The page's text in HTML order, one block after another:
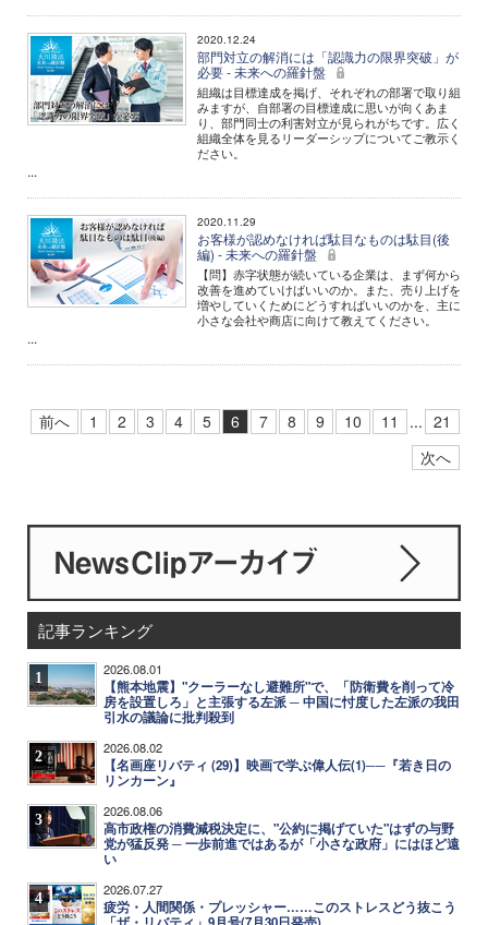
2020.12.24
部門対立の解消には「認識力の限界突破」が
必要 - 未来への羅針盤
組織は目標達成を掲げ、それぞれの部署で取り組
みますが、自部署の目標達成に思いが向くあま
り、部門同士の利害対立が見られがちです。広く
組織全体を見るリーダーシップについてご教示く
ださい。
...
2020.11.29
お客様が認めなければ駄目なものは駄目(後
編) - 未来への羅針盤
【問】赤字状態が続いている企業は、まず何から
改善を進めていけばいいのか。また、売り上げを
増やしていくためにどうすればいいのかを、主に
小さな会社や商店に向けて教えてください。
...
前へ 1 2 3 4 5 6 7 8 9 10 11 ... 21
次へ
記事ランキング
1 2026.08.01
【熊本地震】"クーラーなし避難所"で、「防衛費を削って冷
房を設置しろ」と主張する左派 ─ 中国に忖度した左派の我田
引水の議論に批判殺到
2 2026.08.02
【名画座リバティ (29)】映画で学ぶ偉人伝(1)──『若き日の
リンカーン』
3 2026.08.06
高市政権の消費減税決定に、"公約に掲げていた"はずの与野
党が猛反発 ─ 一歩前進ではあるが「小さな政府」にはほど遠
い
4 2026.07.27
疲労・人間関係・プレッシャー……このストレスどう抜こう